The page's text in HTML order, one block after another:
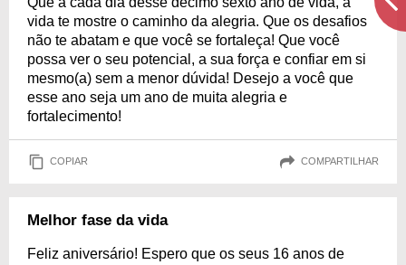
vida te mostre o caminho da alegria. Que os desafios
não te abatam e que você se fortaleça! Que você
possa ver o seu potencial, a sua força e confiar em si
mesmo(a) sem a menor dúvida! Desejo a você que
esse ano seja um ano de muita alegria e
fortalecimento!
COPIAR COMPARTILHAR
Melhor fase da vida
Feliz aniversário! Espero que os seus 16 anos de